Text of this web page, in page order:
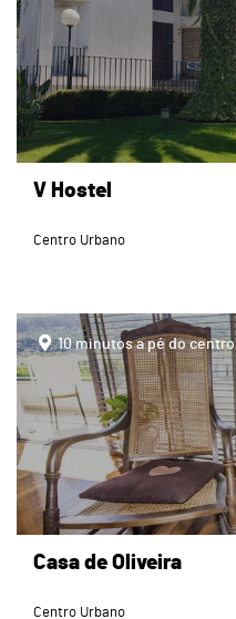
V Hostel
Centro Urbano
page
10 minutos a pé do centro
Casa de Oliveira
Centro Urbano